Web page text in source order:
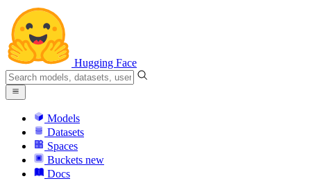
Hugging Face
Models
Datasets
Spaces
Buckets new
Docs